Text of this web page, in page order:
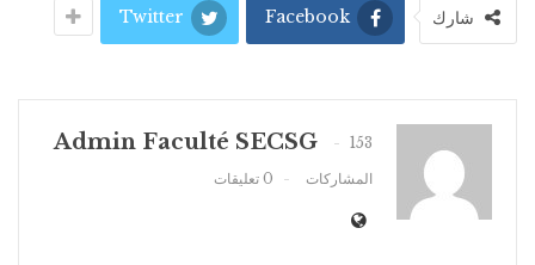
شارك Facebook
Twitter
Admin Faculté SECSG
153
المشاركات
0 تعليقات